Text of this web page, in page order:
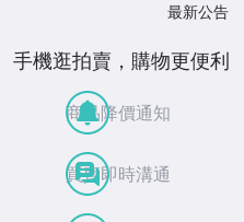
最新公告
手機逛拍賣，購物更便利
商品降價通知
買賣即時溝通